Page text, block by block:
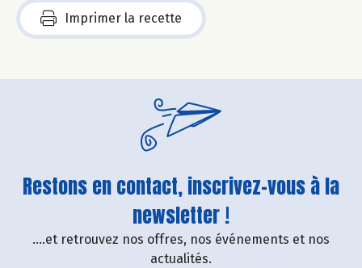
Imprimer la recette
Restons en contact, inscrivez-vous à la
newsletter !
....et retrouvez nos offres, nos événements et nos
actualités.